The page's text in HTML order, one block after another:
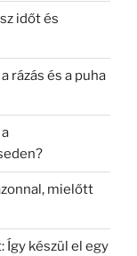
időt és
rázás és a puha
mielőtt
Így készül el egy